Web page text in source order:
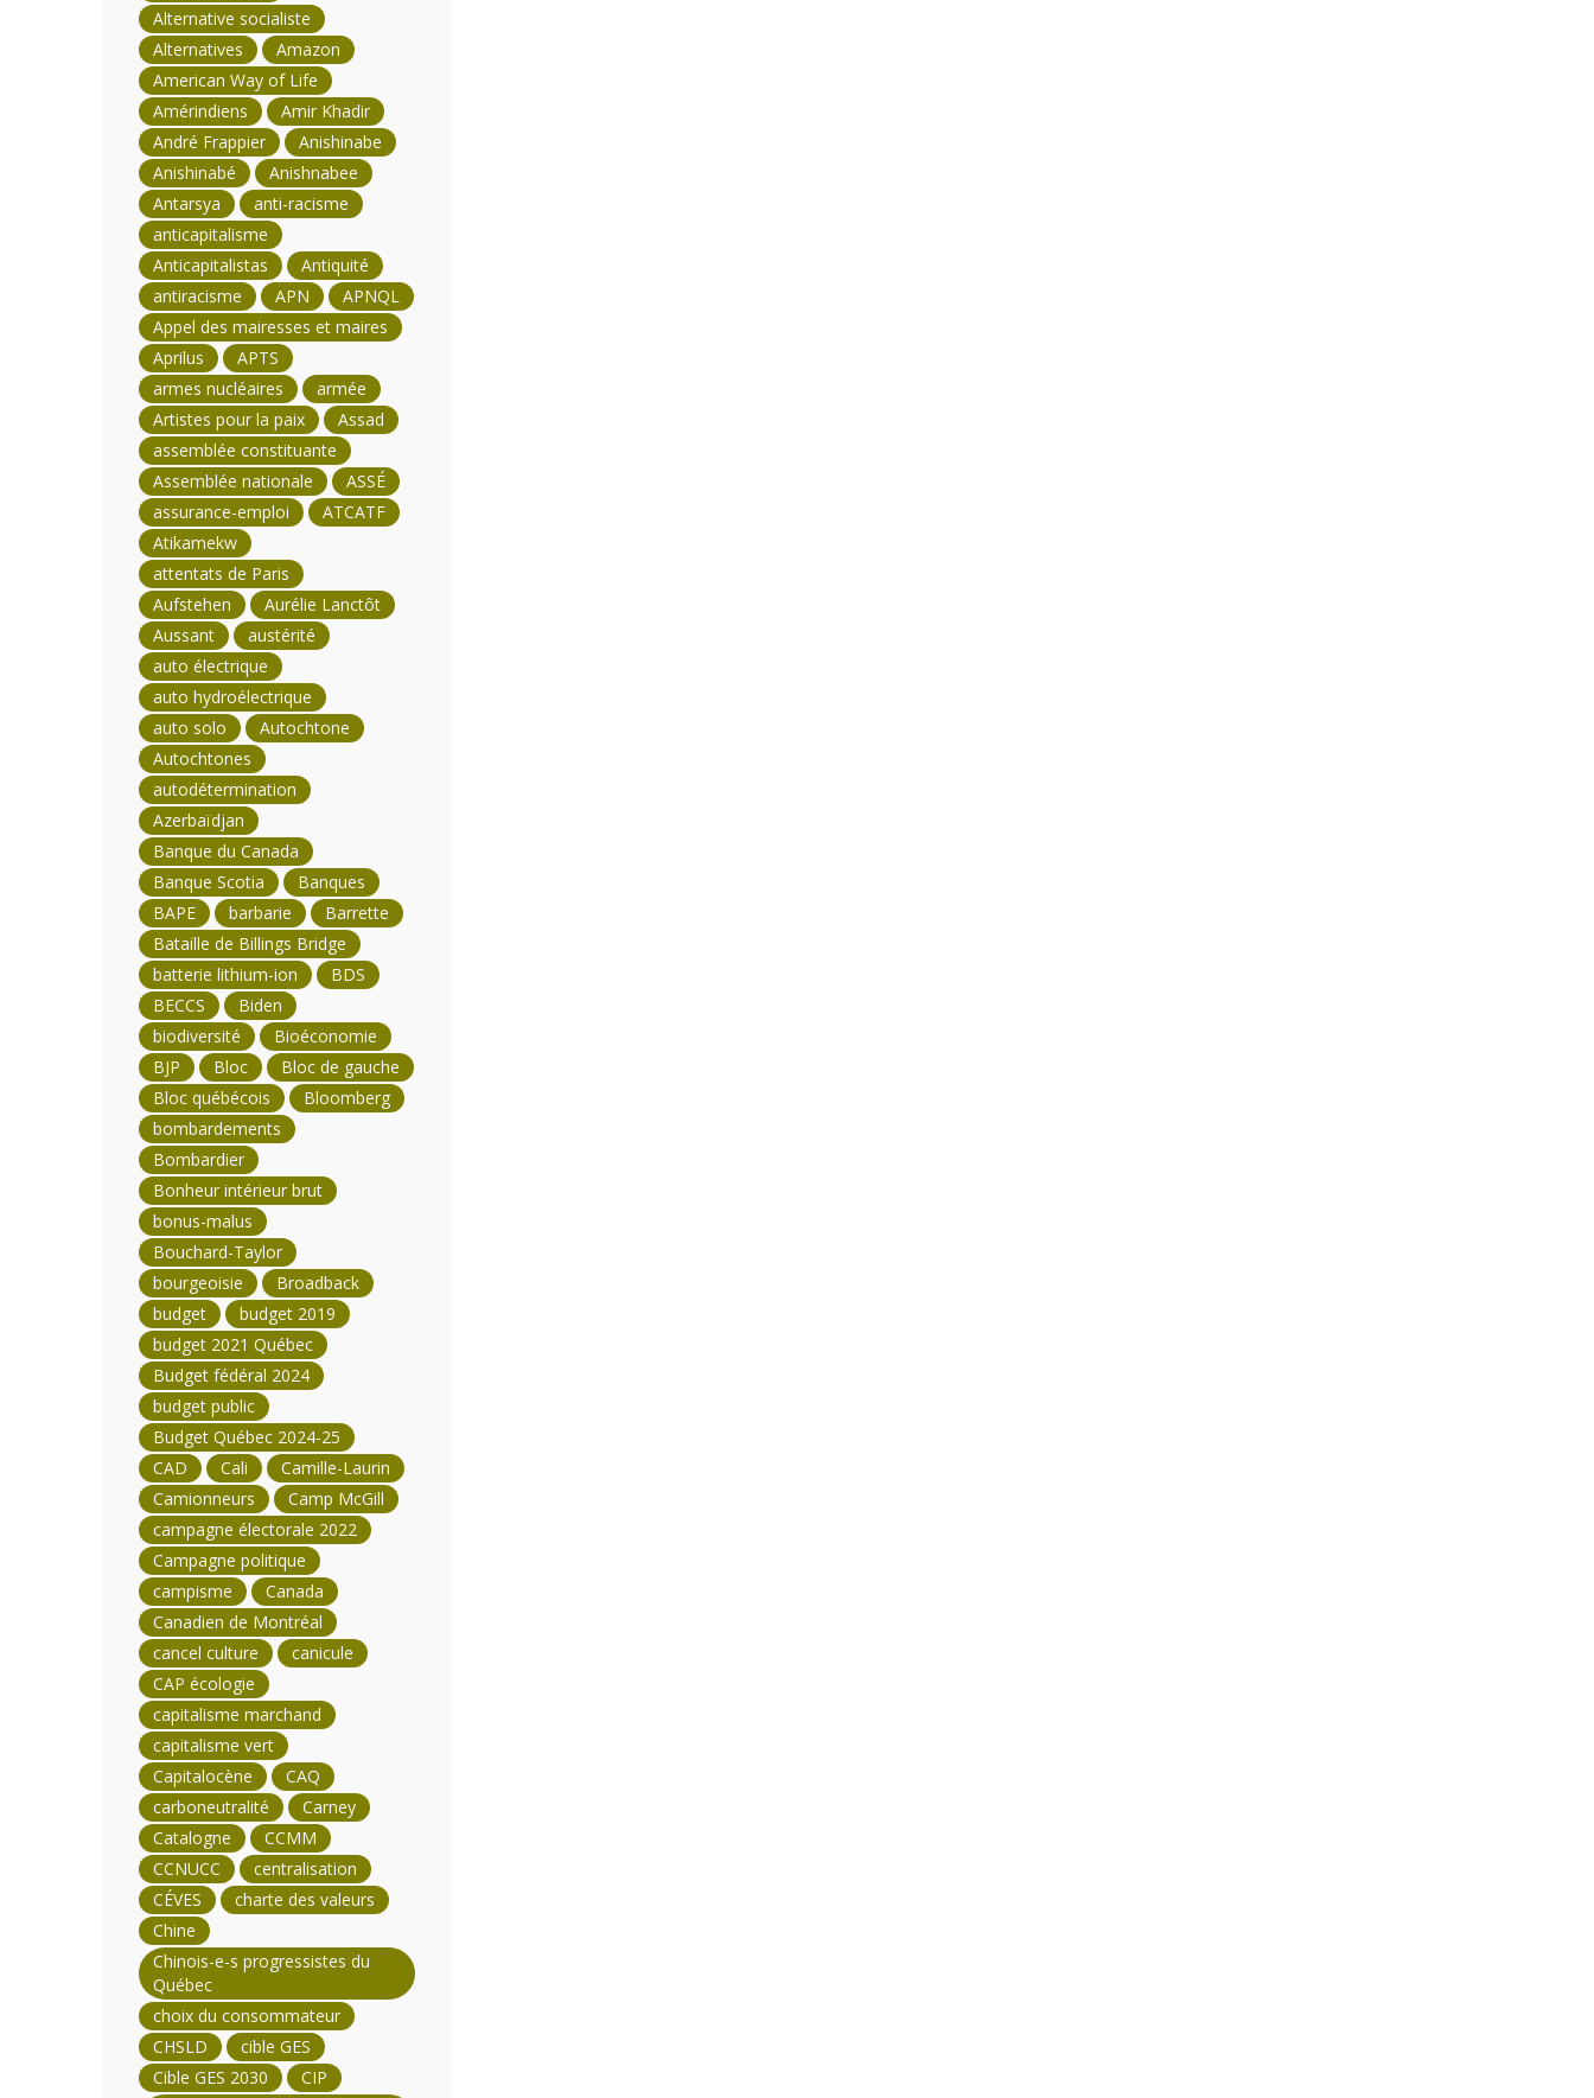
Alternative socialiste
Alternatives
Amazon
American Way of Life
Amérindiens
Amir Khadir
André Frappier
Anishinabe
Anishinabé
Anishnabee
Antarsya
anti-racisme
anticapitalisme
Anticapitalistas
Antiquité
antiracisme
APN
APNQL
Appel des mairesses et maires
Aprilus
APTS
armes nucléaires
armée
Artistes pour la paix
Assad
assemblée constituante
Assemblée nationale
ASSÉ
assurance-emploi
ATCATF
Atikamekw
attentats de Paris
Aufstehen
Aurélie Lanctôt
Aussant
austérité
auto électrique
auto hydroélectrique
auto solo
Autochtone
Autochtones
autodétermination
Azerbaïdjan
Banque du Canada
Banque Scotia
Banques
BAPE
barbarie
Barrette
Bataille de Billings Bridge
batterie lithium-ion
BDS
BECCS
Biden
biodiversité
Bioéconomie
BJP
Bloc
Bloc de gauche
Bloc québécois
Bloomberg
bombardements
Bombardier
Bonheur intérieur brut
bonus-malus
Bouchard-Taylor
bourgeoisie
Broadback
budget
budget 2019
budget 2021 Québec
Budget fédéral 2024
budget public
Budget Québec 2024-25
CAD
Cali
Camille-Laurin
Camionneurs
Camp McGill
campagne électorale 2022
Campagne politique
campisme
Canada
Canadien de Montréal
cancel culture
canicule
CAP écologie
capitalisme marchand
capitalisme vert
Capitalocène
CAQ
carboneutralité
Carney
Catalogne
CCMM
CCNUCC
centralisation
CÉVES
charte des valeurs
Chine
Chinois-e-s progressistes du
Québec
choix du consommateur
CHSLD
cible GES
Cible GES 2030
CIP